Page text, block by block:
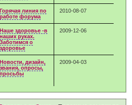
Горячая линия по
работе форума
2010-08-07
Наше здоровье -в
наших руках.
Заботимся о
здоровье
2009-12-06
Новости, дизайн,
звания, опросы,
просьбы
2009-04-03